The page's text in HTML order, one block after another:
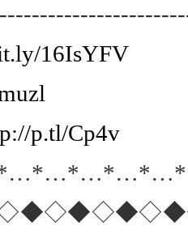
16IsYFV
p.tl/Cp4v